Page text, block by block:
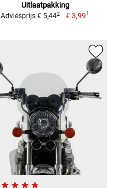
Uitlaatpakking
Adviesprijs € 5,442 € 3,991